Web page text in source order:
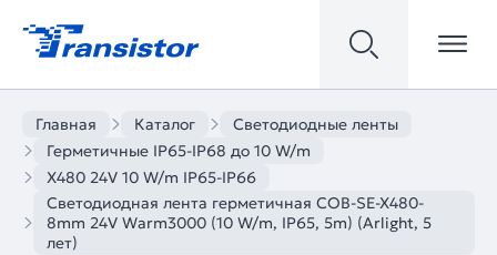
Главная Каталог
Светодиодные ленты
Герметичные IP65-IP68 до 10 W/m
X480 24V 10 W/m IP65-IP66
Светодиодная лента герметичная COB-SE-X480-
8mm 24V Warm3000 (10 W/m, IP65, 5m) (Arlight, 5
лет)